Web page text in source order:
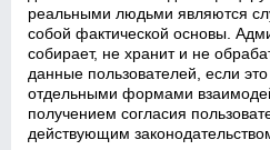
реальными людьми являются
собой фактической основы.
собирает, не хранит и не
данные пользователей, если
отдельными формами
получением согласия
действующим